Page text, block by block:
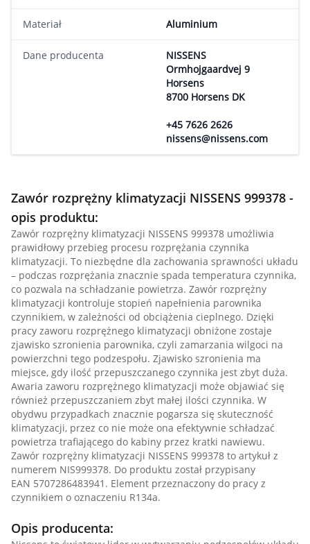
Materiał Aluminium
Dane producenta
NISSENS
Ormhojgaardvej 9
Horsens
8700 Horsens DK
+45 7626 2626
nissens@nissens.com
Zawór rozprężny klimatyzacji NISSENS 999378 -
opis produktu:
Zawór rozprężny klimatyzacji NISSENS 999378 umożliwia
prawidłowy przebieg procesu rozprężania czynnika
klimatyzacji. To niezbędne dla zachowania sprawności układu
– podczas rozprężania znacznie spada temperatura czynnika,
co pozwala na schładzanie powietrza. Zawór rozprężny
klimatyzacji kontroluje stopień napełnienia parownika
czynnikiem, w zależności od obciążenia cieplnego. Dzięki
pracy zaworu rozprężnego klimatyzacji obniżone zostaje
zjawisko szronienia parownika, czyli zamarzania wilgoci na
powierzchni tego podzespołu. Zjawisko szronienia ma
miejsce, gdy ilość przepuszczanego czynnika jest zbyt duża.
Awaria zaworu rozprężnego klimatyzacji może objawiać się
również przepuszczaniem zbyt małej ilości czynnika. W
obydwu przypadkach znacznie pogarsza się skuteczność
klimatyzacji, przez co nie może ona efektywnie schładzać
powietrza trafiającego do kabiny przez kratki nawiewu.
Zawór rozprężny klimatyzacji NISSENS 999378 to artykuł z
numerem NIS999378. Do produktu został przypisany
EAN 5707286483941. Element przeznaczony do pracy z
czynnikiem o oznaczeniu R134a.
Opis producenta: